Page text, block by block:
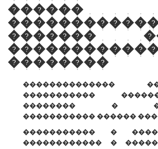
������
�������
��������
��������������
�����������
�������� �
����������� ������
����������� �
������������ �